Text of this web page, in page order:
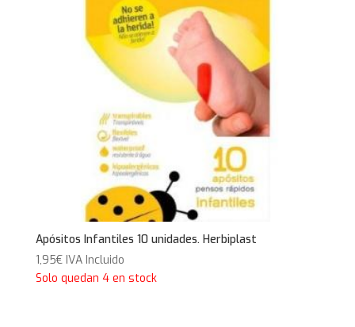
Apósitos Infantiles 10 unidades. Herbiplast
1,95€ IVA Incluido
Solo quedan 4 en stock